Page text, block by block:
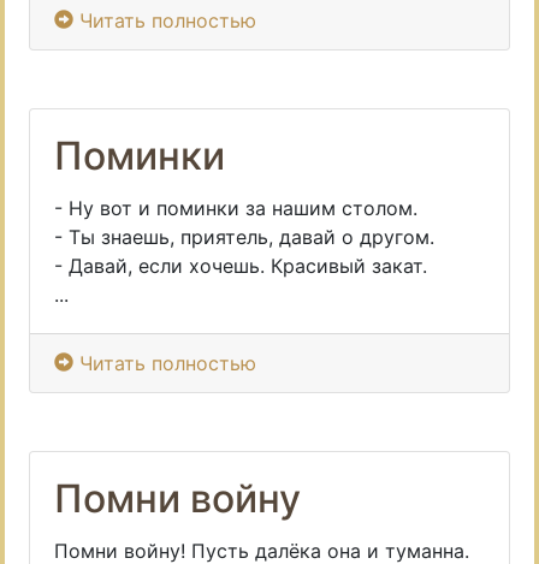
Читать полностью
Поминки
- Ну вот и поминки за нашим столом.
- Ты знаешь, приятель, давай о другом.
- Давай, если хочешь. Красивый закат.
...
Читать полностью
Помни войну
Помни войну! Пусть далёка она и туманна.